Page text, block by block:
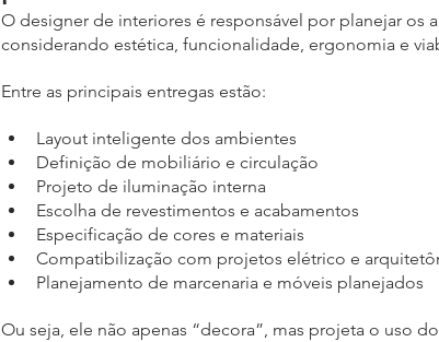
O designer de interiores é responsável por planejar os
considerando estética, funcionalidade, ergonomia e
Entre as principais entregas estão:
Layout inteligente dos ambientes
Definição de mobiliário e circulação
Projeto de iluminação interna
Escolha de revestimentos e acabamentos
Especificação de cores e materiais
Compatibilização com projetos elétrico e
Planejamento de marcenaria e móveis planejados
Ou seja, ele não apenas “decora”, mas projeta o uso